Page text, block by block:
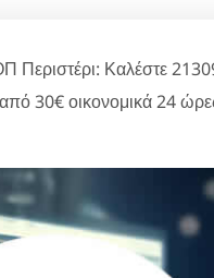
Καλέστε
από 30€ οικονομικά 24